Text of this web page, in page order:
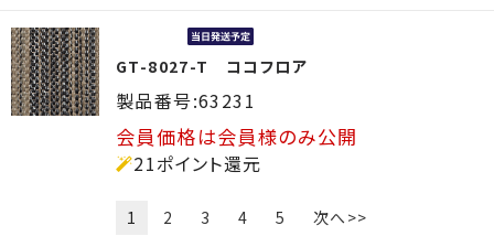
GT-8027-T ココフロア
製品番号:63231
会員価格は会員様のみ公開
21ポイント還元
1 2 3 4 5 次へ>>